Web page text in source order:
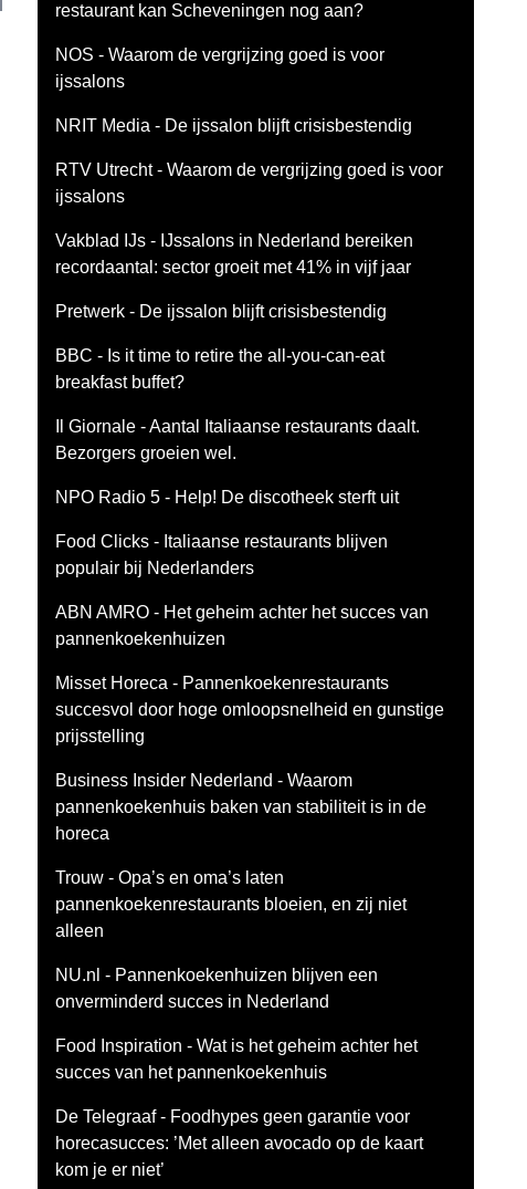
restaurant kan Scheveningen nog aan?
NOS - Waarom de vergrijzing goed is voor
ijssalons
NRIT Media - De ijssalon blijft crisisbestendig
RTV Utrecht - Waarom de vergrijzing goed is voor
ijssalons
Vakblad IJs - IJssalons in Nederland bereiken
recordaantal: sector groeit met 41% in vijf jaar
Pretwerk - De ijssalon blijft crisisbestendig
BBC - Is it time to retire the all-you-can-eat
breakfast buffet?
Il Giornale - Aantal Italiaanse restaurants daalt.
Bezorgers groeien wel.
NPO Radio 5 - Help! De discotheek sterft uit
Food Clicks - Italiaanse restaurants blijven
populair bij Nederlanders
ABN AMRO - Het geheim achter het succes van
pannenkoekenhuizen
Misset Horeca - Pannenkoekenrestaurants
succesvol door hoge omloopsnelheid en gunstige
prijsstelling
Business Insider Nederland - Waarom
pannenkoekenhuis baken van stabiliteit is in de
horeca
Trouw - Opa’s en oma’s laten
pannenkoekenrestaurants bloeien, en zij niet
alleen
NU.nl - Pannenkoekenhuizen blijven een
onverminderd succes in Nederland
Food Inspiration - Wat is het geheim achter het
succes van het pannenkoekenhuis
De Telegraaf - Foodhypes geen garantie voor
horecasucces: ’Met alleen avocado op de kaart
kom je er niet’